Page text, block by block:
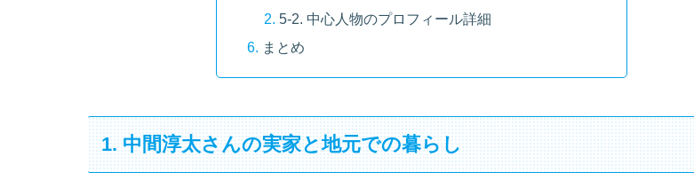
5-2. 中心人物のプロフィール詳細
まとめ
1. 中間淳太さんの実家と地元での暮らし